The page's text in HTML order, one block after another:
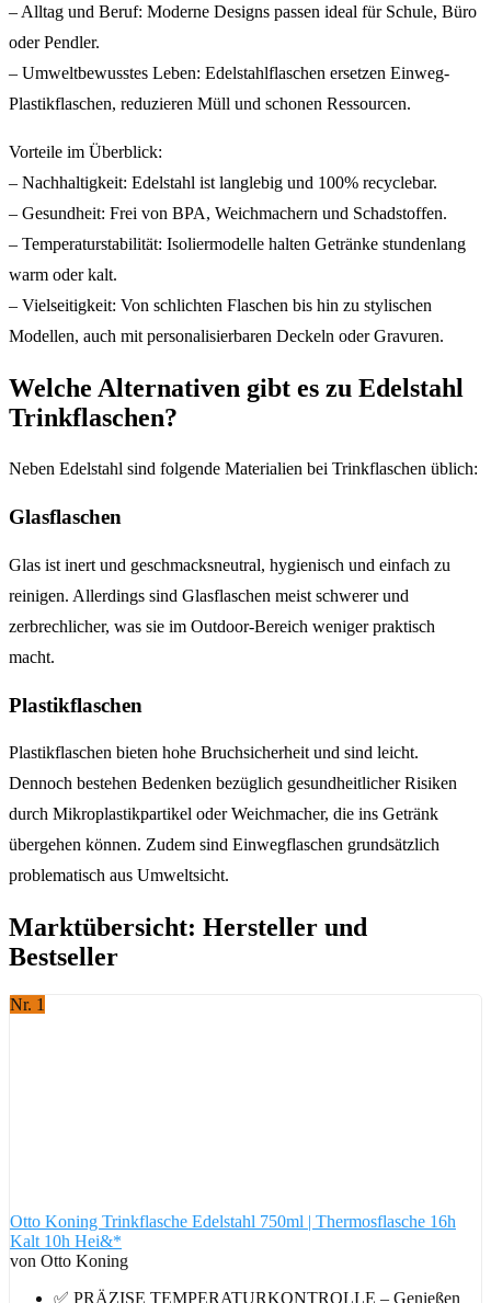
– Alltag und Beruf: Moderne Designs passen ideal für Schule, Büro
oder Pendler.
– Umweltbewusstes Leben: Edelstahlflaschen ersetzen Einweg-
Plastikflaschen, reduzieren Müll und schonen Ressourcen.
Vorteile im Überblick:
– Nachhaltigkeit: Edelstahl ist langlebig und 100% recyclebar.
– Gesundheit: Frei von BPA, Weichmachern und Schadstoffen.
– Temperaturstabilität: Isoliermodelle halten Getränke stundenlang
warm oder kalt.
– Vielseitigkeit: Von schlichten Flaschen bis hin zu stylischen
Modellen, auch mit personalisierbaren Deckeln oder Gravuren.
Welche Alternativen gibt es zu Edelstahl
Trinkflaschen?
Neben Edelstahl sind folgende Materialien bei Trinkflaschen üblich:
Glasflaschen
Glas ist inert und geschmacksneutral, hygienisch und einfach zu
reinigen. Allerdings sind Glasflaschen meist schwerer und
zerbrechlicher, was sie im Outdoor-Bereich weniger praktisch
macht.
Plastikflaschen
Plastikflaschen bieten hohe Bruchsicherheit und sind leicht.
Dennoch bestehen Bedenken bezüglich gesundheitlicher Risiken
durch Mikroplastikpartikel oder Weichmacher, die ins Getränk
übergehen können. Zudem sind Einwegflaschen grundsätzlich
problematisch aus Umweltsicht.
Marktübersicht: Hersteller und
Bestseller
Nr. 1
Otto Koning Trinkflasche Edelstahl 750ml | Thermosflasche 16h
Kalt 10h Hei&*
von Otto Koning
✅ PRÄZISE TEMPERATURKONTROLLE – Genießen